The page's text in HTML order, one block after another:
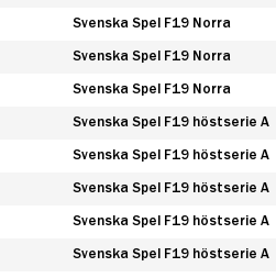
Svenska Spel F19 Norra
Svenska Spel F19 Norra
Svenska Spel F19 Norra
Svenska Spel F19 höstserie A
Svenska Spel F19 höstserie A
Svenska Spel F19 höstserie A
Svenska Spel F19 höstserie A
Svenska Spel F19 höstserie A